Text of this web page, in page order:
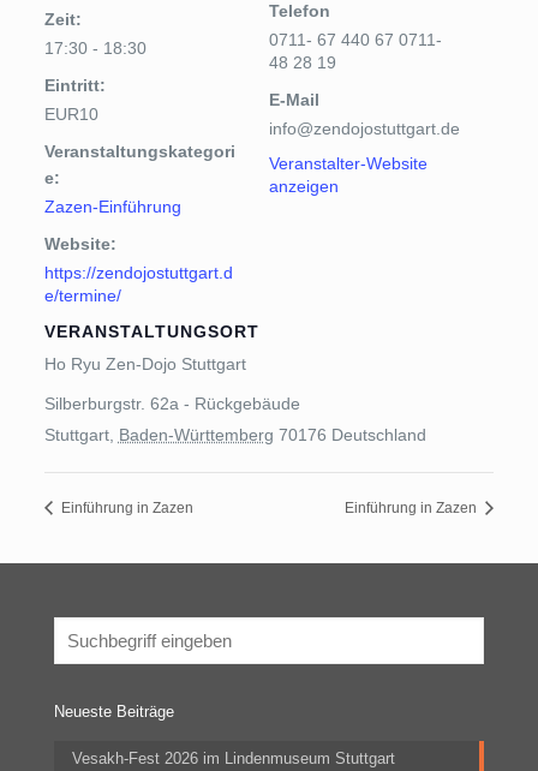
Zeit:
17:30 - 18:30
Eintritt:
EUR10
Veranstaltungskategori
e:
Zazen-Einführung
Website:
https://zendojostuttgart.d
e/termine/
VERANSTALTUNGSORT
Ho Ryu Zen-Dojo Stuttgart
Silberburgstr. 62a - Rückgebäude
Stuttgart, Baden-Württemberg 70176 Deutschland
Telefon
0711- 67 440 67 0711-
48 28 19
E-Mail
info@zendojostuttgart.de
Veranstalter-Website
anzeigen
Einführung in Zazen Einführung in Zazen
Neueste Beiträge
Vesakh-Fest 2026 im Lindenmuseum Stuttgart